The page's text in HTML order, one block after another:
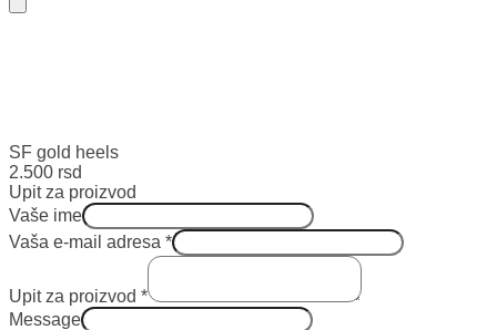
SF gold heels
2.500 rsd
Upit za proizvod
Vaše ime
Vaša e-mail adresa *
Upit za proizvod *
Message